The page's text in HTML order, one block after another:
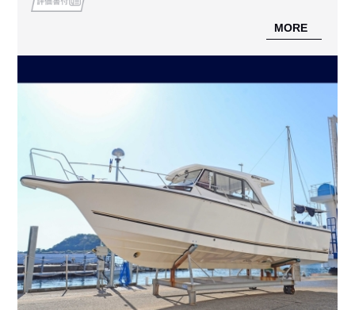
MORE